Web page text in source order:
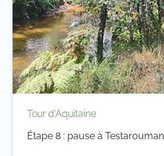
Tour d'Aquitaine
Étape 8 : pause à Testarouman